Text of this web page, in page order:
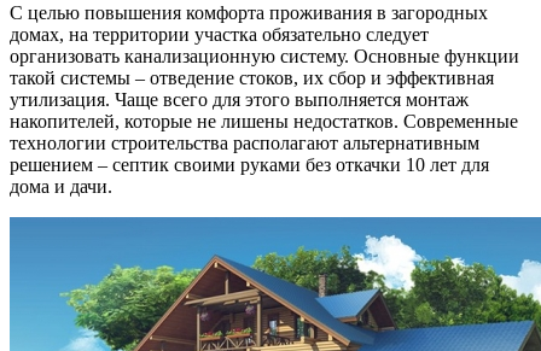
С целью повышения комфорта проживания в загородных
домах, на территории участка обязательно следует
организовать канализационную систему. Основные функции
такой системы – отведение стоков, их сбор и эффективная
утилизация. Чаще всего для этого выполняется монтаж
накопителей, которые не лишены недостатков. Современные
технологии строительства располагают альтернативным
решением – септик своими руками без откачки 10 лет для
дома и дачи.